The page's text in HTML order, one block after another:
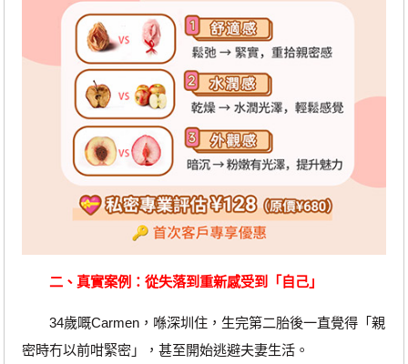
二、真實案例：從失落到重新感受到「自己」
34歲嘅Carmen，喺深圳住，生完第二胎後一直覺得「親
密時冇以前咁緊密」，甚至開始逃避夫妻生活。